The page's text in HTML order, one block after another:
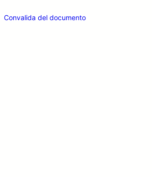
Convalida del documento